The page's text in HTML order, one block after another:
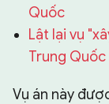
Quốc
Lật lại vụ
Trung Quốc
Vụ án này